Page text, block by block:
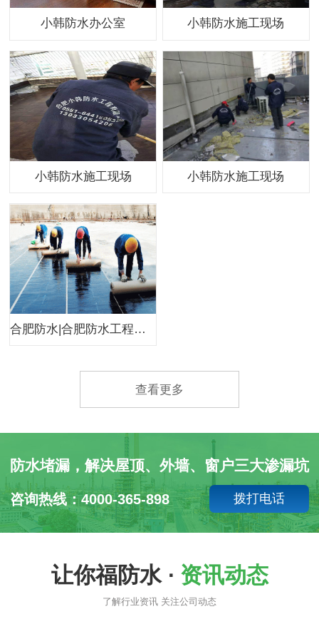
小韩防水办公室 小韩防水施工现场
小韩防水施工现场 小韩防水施工现场
合肥防水|合肥防水工程公司|合肥小韩防水
查看更多
防水堵漏，解决屋顶、外墙、窗户三大渗漏坑
咨询热线：4000-365-898 拨打电话
让你福防水 · 资讯动态
了解行业资讯 关注公司动态